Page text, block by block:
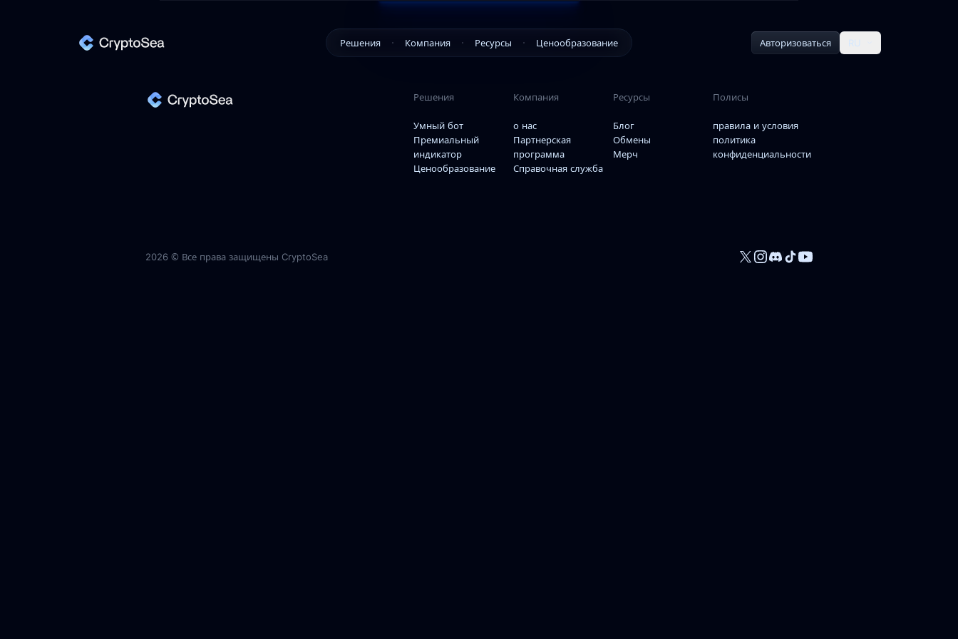
Авторизоваться RU
Решения Компания
программа
Справочная служба
Ресурсы
Мерч
Ценообразование
Решения
Умный бот
Премиальный
индикатор
Ценообразование
Компания
о нас
Партнерская
программа
Справочная служба
Ресурсы
Блог
Обмены
Мерч
Полисы
правила и условия
политика
конфиденциальности
2026 © Все права защищены CryptoSea